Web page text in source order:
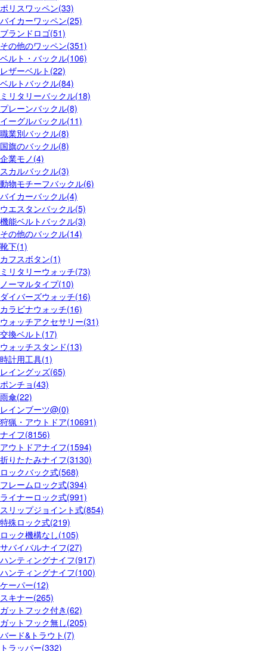
ポリスワッペン(33)
バイカーワッペン(25)
ブランドロゴ(51)
その他のワッペン(351)
ベルト・バックル(106)
レザーベルト(22)
ベルトバックル(84)
ミリタリーバックル(18)
プレーンバックル(8)
イーグルバックル(11)
職業別バックル(8)
国旗のバックル(8)
企業モノ(4)
スカルバックル(3)
動物モチーフバックル(6)
バイカーバックル(4)
ウエスタンバックル(5)
機能ベルトバックル(3)
その他のバックル(14)
靴下(1)
カフスボタン(1)
ミリタリーウォッチ(73)
ノーマルタイプ(10)
ダイバーズウォッチ(16)
カラビナウォッチ(16)
ウォッチアクセサリー(31)
交換ベルト(17)
ウォッチスタンド(13)
時計用工具(1)
レイングッズ(65)
ポンチョ(43)
雨傘(22)
レインブーツ@(0)
狩猟・アウトドア(10691)
ナイフ(8156)
アウトドアナイフ(1594)
折りたたみナイフ(3130)
ロックバック式(568)
フレームロック式(394)
ライナーロック式(991)
スリップジョイント式(854)
特殊ロック式(219)
ロック機構なし(105)
サバイバルナイフ(27)
ハンティングナイフ(917)
ハンティングナイフ(100)
ケーパー(12)
スキナー(265)
ガットフック付き(62)
ガットフック無し(205)
バード&トラウト(7)
トラッパー(332)